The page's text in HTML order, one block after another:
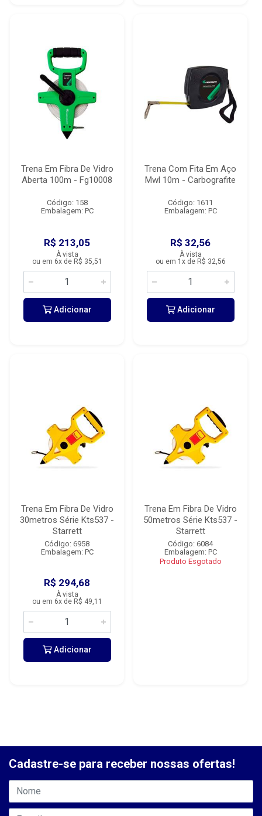
Trena Em Fibra De Vidro
Aberta 100m - Fg10008
Código: 158
Embalagem: PC
R$ 213,05
À vista
ou em 6x de R$ 35,51
Adicionar
Trena Com Fita Em Aço
Mwl 10m - Carbografite
Código: 1611
Embalagem: PC
R$ 32,56
À vista
ou em 1x de R$ 32,56
Adicionar
Trena Em Fibra De Vidro
30metros Série Kts537 -
Starrett
Código: 6958
Embalagem: PC
R$ 294,68
À vista
ou em 6x de R$ 49,11
Adicionar
Trena Em Fibra De Vidro
50metros Série Kts537 -
Starrett
Código: 6084
Embalagem: PC
Produto Esgotado
Cadastre-se para receber nossas ofertas!